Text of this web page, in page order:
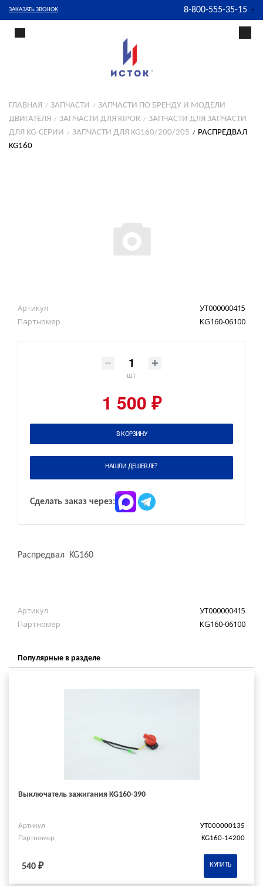
ЗАКАЗАТЬ ЗВОНОК 8-800-555-35-15
ГЛАВНАЯ ЗАПЧАСТИ
ЗАПЧАСТИ ПО БРЕНДУ И МОДЕЛИ
ДВИГАТЕЛЯ
ЗАПЧАСТИ ДЛЯ KIPOR
ЗАПЧАСТИ ДЛЯ ЗАПЧАСТИ
ДЛЯ KG-СЕРИИ
ЗАПЧАСТИ ДЛЯ KG160/200/205
РАСПРЕДВАЛ
KG160
Артикул
УТ000000415
Партномер
KG160-06100
шт
1 500 ₽
В КОРЗИНУ
НАШЛИ ДЕШЕВЛЕ?
Сделать заказ через:
Распредвал KG160
Артикул
УТ000000415
Партномер
KG160-06100
Популярные в разделе
Выключатель зажигания KG160-390
Артикул
УТ000000135
Партномер
KG160-14200
540 ₽ КУПИТЬ